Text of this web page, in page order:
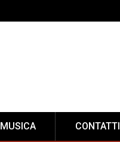
MUSICA CONTATTI